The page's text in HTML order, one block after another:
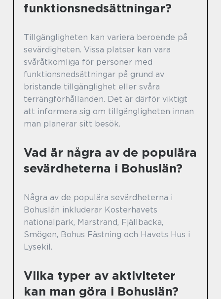
funktionsnedsättningar?
Tillgängligheten kan variera beroende på
sevärdigheten. Vissa platser kan vara
svåråtkomliga för personer med
funktionsnedsättningar på grund av
bristande tillgänglighet eller svåra
terrängförhållanden. Det är därför viktigt
att informera sig om tillgängligheten innan
man planerar sitt besök.
Vad är några av de populära
sevärdheterna i Bohuslän?
Några av de populära sevärdheterna i
Bohuslän inkluderar Kosterhavets
nationalpark, Marstrand, Fjällbacka,
Smögen, Bohus Fästning och Havets Hus i
Lysekil.
Vilka typer av aktiviteter
kan man göra i Bohuslän?